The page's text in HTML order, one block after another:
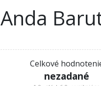
Anda
Celkové
nezadané